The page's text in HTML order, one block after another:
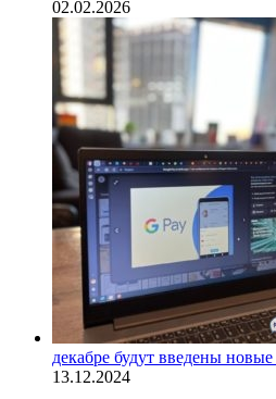
02.02.2026
декабре будут введены
13.12.2024